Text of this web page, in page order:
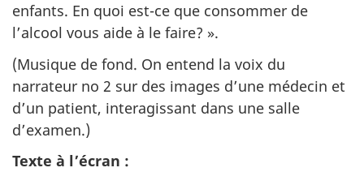
enfants. En quoi est-ce que consommer de
l’alcool vous aide à le faire? ».
(Musique de fond. On entend la voix du
narrateur no 2 sur des images d’une médecin et
d’un patient, interagissant dans une salle
d’examen.)
Texte à l’écran :